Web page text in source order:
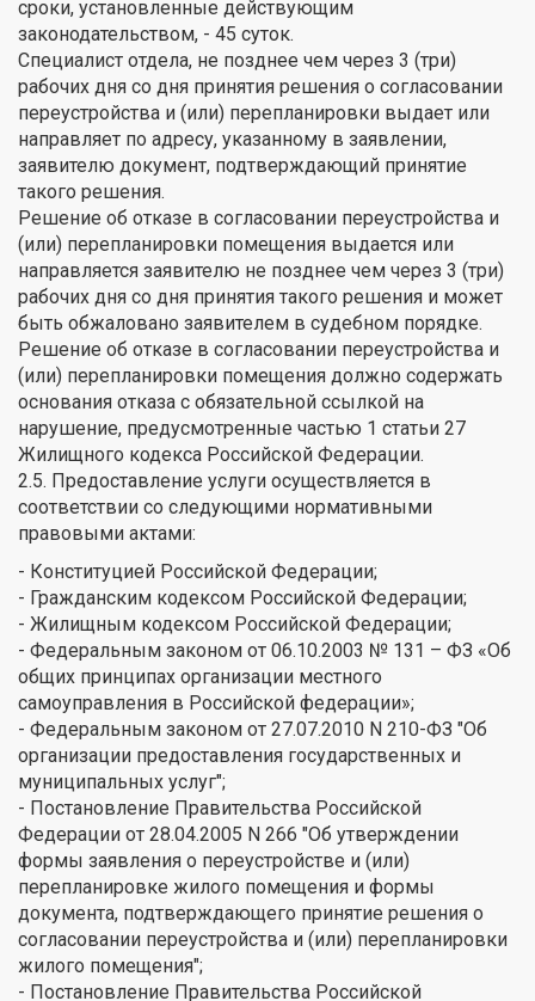
сроки, установленные действующим
законодательством, - 45 суток.
Специалист отдела, не позднее чем через 3 (три)
рабочих дня со дня принятия решения о согласовании
переустройства и (или) перепланировки выдает или
направляет по адресу, указанному в заявлении,
заявителю документ, подтверждающий принятие
такого решения.
Решение об отказе в согласовании переустройства и
(или) перепланировки помещения выдается или
направляется заявителю не позднее чем через 3 (три)
рабочих дня со дня принятия такого решения и может
быть обжаловано заявителем в судебном порядке.
Решение об отказе в согласовании переустройства и
(или) перепланировки помещения должно содержать
основания отказа с обязательной ссылкой на
нарушение, предусмотренные частью 1 статьи 27
Жилищного кодекса Российской Федерации.
2.5. Предоставление услуги осуществляется в
соответствии со следующими нормативными
правовыми актами:
- Конституцией Российской Федерации;
- Гражданским кодексом Российской Федерации;
- Жилищным кодексом Российской Федерации;
- Федеральным законом от 06.10.2003 № 131 – ФЗ «Об
общих принципах организации местного
самоуправления в Российской федерации»;
- Федеральным законом от 27.07.2010 N 210-ФЗ "Об
организации предоставления государственных и
муниципальных услуг";
- Постановление Правительства Российской
Федерации от 28.04.2005 N 266 "Об утверждении
формы заявления о переустройстве и (или)
перепланировке жилого помещения и формы
документа, подтверждающего принятие решения о
согласовании переустройства и (или) перепланировки
жилого помещения";
- Постановление Правительства Российской